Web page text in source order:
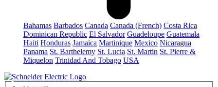
Bahamas Barbados Canada Canada (French) Costa Rica
Dominican Republic El Salvador Guadeloupe Guatemala
Haiti Honduras Jamaica Martinique Mexico Nicaragua
Panama St. Barthelemy St. Lucia St. Martin St. Pierre &
Miquelon Trinidad And Tobago USA